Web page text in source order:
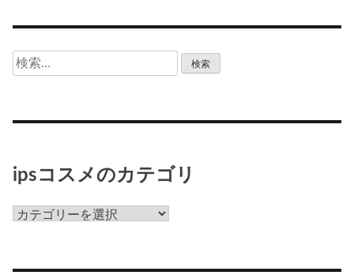
メ
ィ
ス
な
だ
検
索:
ipsコスメのカテゴリ
ips
メ